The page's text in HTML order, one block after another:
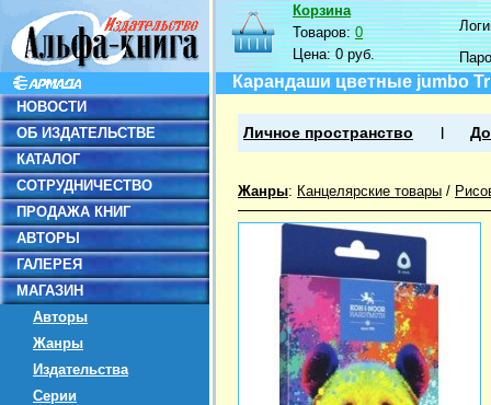
НОВОСТИ
ОБ ИЗДАТЕЛЬСТВЕ
КАТАЛОГ
СОТРУДНИЧЕСТВО
ПРОДАЖА КНИГ
АВТОРЫ
ГАЛЕРЕЯ
МАГАЗИН
Авторы
Жанры
Издательства
Серии
Корзина
Товаров:0
Цена:0 руб.
Карандаши цветные jumbo
Личное пространство
Жанры: Канцелярские товары /